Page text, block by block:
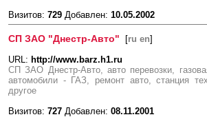
Визитов: 729 Добавлен: 10.05.2002
СП ЗАО "Днестр-Авто" [ru en]
URL: http://www.barz.h1.ru
СП ЗАО Днестр-Авто, авто перевозки,
автомобили - ГАЗ, ремонт авто, станция
другое
Визитов: 727 Добавлен: 08.11.2001